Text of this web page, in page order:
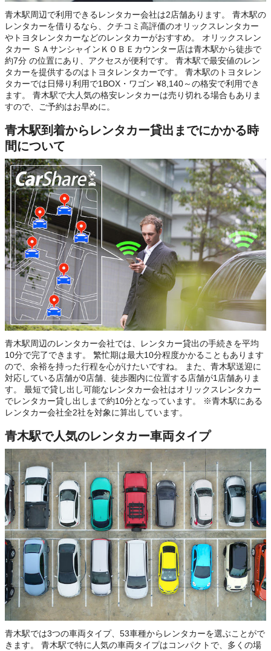
青木駅周辺で利用できるレンタカー会社は2店舗あります。 青木駅の
レンタカーを借りるなら、クチコミ高評価のオリックスレンタカー
やトヨタレンタカーなどのレンタカーがおすすめ。 オリックスレン
タカー ＳＡサンシャインＫＯＢＥカウンター店は青木駅から徒歩で
約7分 の位置にあり、アクセスが便利です。 青木駅で最安値のレン
タカーを提供するのはトヨタレンタカーです。 青木駅のトヨタレン
タカーでは日帰り利用で1BOX・ワゴン ¥8,140～の格安で利用でき
ます。 青木駅で大人気の格安レンタカーは売り切れる場合もありま
すので、ご予約はお早めに。
青木駅到着からレンタカー貸出までにかかる時
間について
青木駅周辺のレンタカー会社では、レンタカー貸出の手続きを平均
10分で完了できます。 繁忙期は最大10分程度かかることもあります
ので、余裕を持った行程を心がけたいですね。 また、青木駅送迎に
対応している店舗が0店舗、徒歩圏内に位置する店舗が1店舗ありま
す。 最短で貸し出し可能なレンタカー会社はオリックスレンタカー
でレンタカー貸し出しまで約10分となっています。 ※青木駅にある
レンタカー会社全2社を対象に算出しています。
青木駅で人気のレンタカー車両タイプ
青木駅では3つの車両タイプ、53車種からレンタカーを選ぶことがで
きます。 青木駅で特に人気の車両タイプはコンパクトで、多くの場